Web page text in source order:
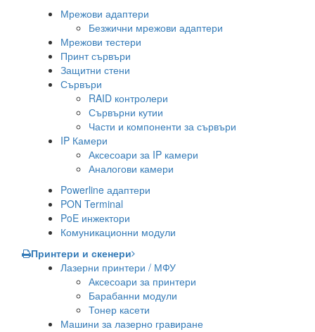
Мрежови адаптери
Безжични мрежови адаптери
Мрежови тестери
Принт сървъри
Защитни стени
Сървъри
RAID контролери
Сървърни кутии
Части и компоненти за сървъри
IP Камери
Аксесоари за IP камери
Аналогови камери
Powerline адаптери
PON Terminal
PoE инжектори
Комуникационни модули
Принтери и скенери
Лазерни принтери / МФУ
Аксесоари за принтери
Барабанни модули
Тонер касети
Машини за лазерно гравиране